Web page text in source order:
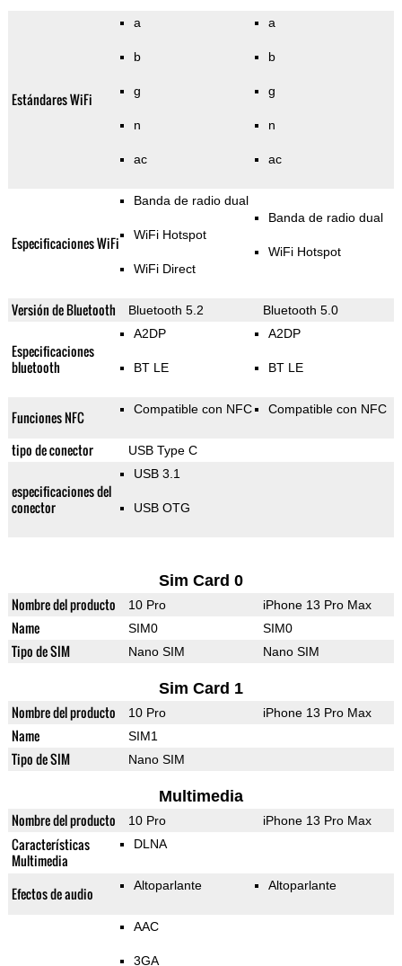
Estándares WiFi
a
b
g
n
ac
a
b
g
n
ac
Especificaciones WiFi
Banda de radio dual
WiFi Hotspot
WiFi Direct
Banda de radio dual
WiFi Hotspot
Versión de Bluetooth Bluetooth 5.2 Bluetooth 5.0
Especificaciones
bluetooth
A2DP
BT LE
A2DP
BT LE
Funciones NFC Compatible con NFC Compatible con NFC
tipo de conector USB Type C
especificaciones del
conector
USB 3.1
USB OTG
Sim Card 0
Nombre del producto 10 Pro iPhone 13 Pro Max
Name SIM0 SIM0
Tipo de SIM Nano SIM Nano SIM
Sim Card 1
Nombre del producto 10 Pro iPhone 13 Pro Max
Name SIM1
Tipo de SIM Nano SIM
Multimedia
Nombre del producto 10 Pro iPhone 13 Pro Max
Características
Multimedia
DLNA
Efectos de audio Altoparlante Altoparlante
AAC
3GA